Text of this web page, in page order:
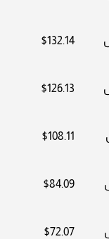
$132.14
$126.13
$108.11
$84.09
$72.07